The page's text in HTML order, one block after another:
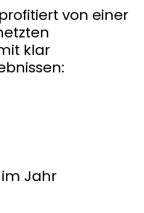
von einer
klar
Jahr